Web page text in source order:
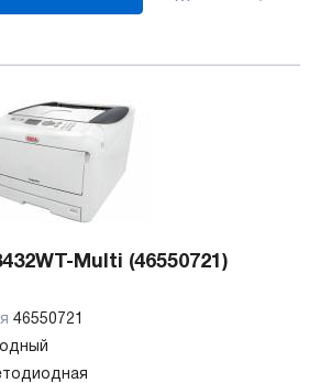
Multi (46550721)
46550721